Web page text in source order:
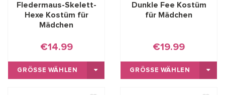
Fledermaus-Skelett-
Hexe Kostüm für
Mädchen
€14.99
GRÖSSE WÄHLEN
Dunkle Fee Kostüm
für Mädchen
€19.99
GRÖSSE WÄHLEN